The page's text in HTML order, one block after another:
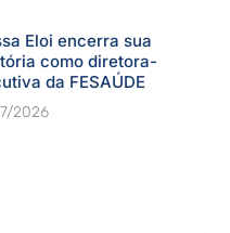
Eloi encerra sua
como diretora-
da FESAÚDE
2026